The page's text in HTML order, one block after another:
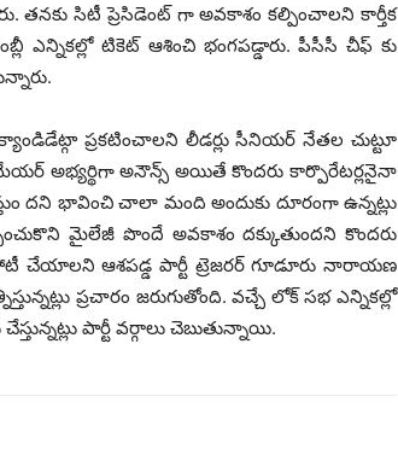
తనకు సిటీ ప్రెసిడెంట్‌ గా అవకాశం కల్పించాలని కార్తీక
ఎన్నికల్లో టికెట్‌ ఆశించి భంగపడ్డారు. పీసీసీ చీఫ్ కు
ప్రకటించాలని లీడర్లు సీనియర్ నేతల చుట్టూ
అభ్యర్థిగా అనౌన్స్‌ అయితే కొందరు కార్పొరేటర్లనైనా
దని భావించి చాలా మంది అందుకు దూరంగా ఉన్నట్లు
మైలేజీ పొందే అవకాశం దక్కుతుందని కొందరు
చేయాలని ఆశపడ్డ పార్టీ ట్రెజరర్‌ గూడూరు నారాయణ
ప్రచారం జరుగుతోంది. వచ్చే లోక్ సభ ఎన్నికల్లో
పార్టీ వర్గాలు చెబుతున్నాయి.